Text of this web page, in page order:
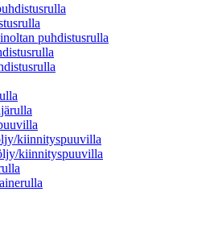
puhdistusrulla
kiinnityspuuvilla
kiinnityspuuvilla